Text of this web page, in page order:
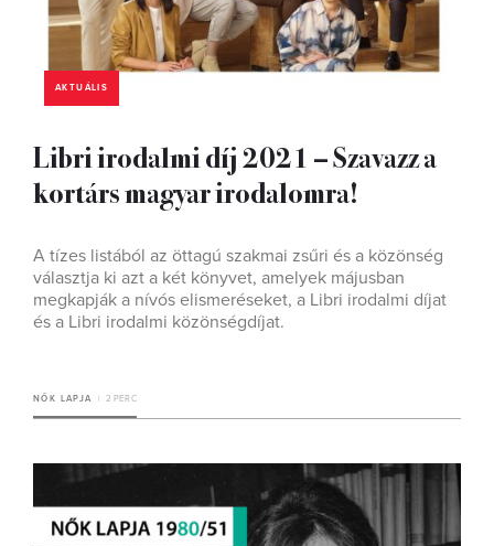
AKTUÁLIS
Libri irodalmi díj 2021 – Szavazz a
kortárs magyar irodalomra!
A tízes listából az öttagú szakmai zsűri és a közönség
választja ki azt a két könyvet, amelyek májusban
megkapják a nívós elismeréseket, a Libri irodalmi díjat
és a Libri irodalmi közönségdíjat.
NŐK LAPJA 2 PERC